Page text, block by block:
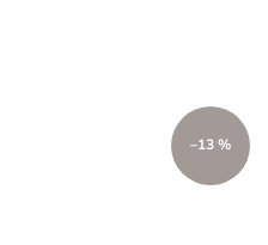
–13 %